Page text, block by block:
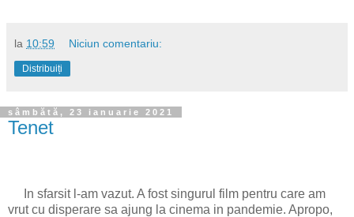
la 10:59 Niciun comentariu:
Distribuiți
sâmbătă, 23 ianuarie 2021
Tenet
In sfarsit l-am vazut. A fost singurul film pentru care am
vrut cu disperare sa ajung la cinema in pandemie. Apropo,